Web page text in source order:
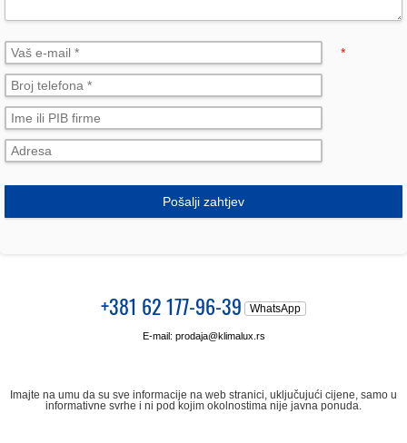
*
Pošalji zahtjev
+381 62 177-96-39 WhatsApp
E-mail: prodaja@klimalux.rs
Imajte na umu da su sve informacije na web stranici, uključujući cijene, samo u
informativne svrhe i ni pod kojim okolnostima nije javna ponuda.